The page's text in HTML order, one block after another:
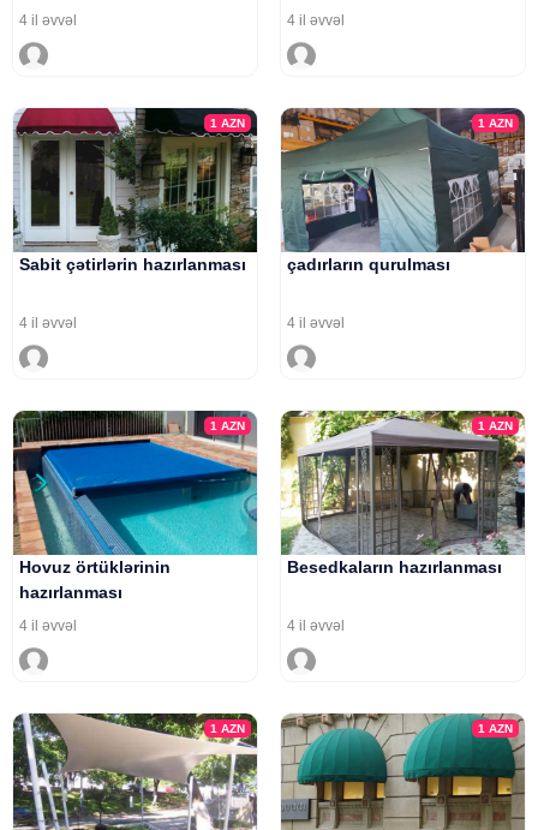
4 il əvvəl 4 il əvvəl
1AZN
Sabit çətirlərin hazırlanması
4 il əvvəl
1 AZN
çadırların qurulması
4 il əvvəl
1AZN
Hovuz örtüklərinin
hazırlanması
4 il əvvəl
1 AZN
Besedkaların hazırlanması
4 il əvvəl
1AZN 1 AZN